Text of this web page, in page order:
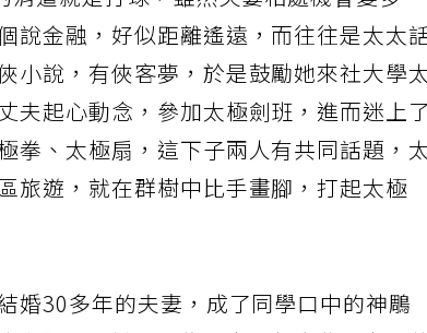
遣就是打球，雖然夫妻相處機會變多
說金融，好似距離遙遠，而往往是太太
小說，有俠客夢，於是鼓勵她來社大學
起心動念，參加太極劍班，進而迷上了
拳、太極扇，這下子兩人有共同話題，
旅遊，就在群樹中比手畫腳，打起太極
婚30多年的夫妻，成了同學口中的神鵰